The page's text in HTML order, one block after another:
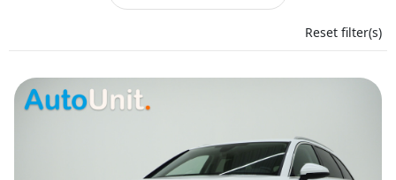
Reset filter(s)